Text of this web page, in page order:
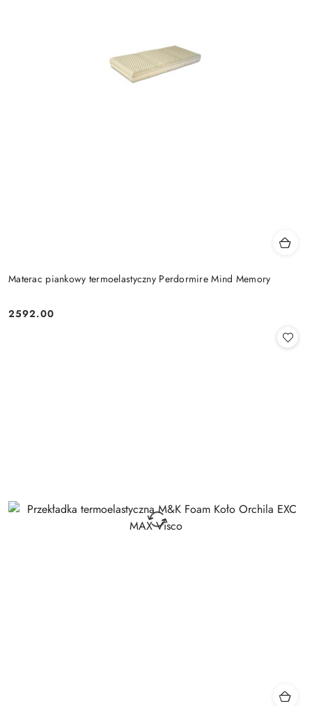
Materac piankowy termoelastyczny Perdormire Mind Memory
Cena:
2592.00